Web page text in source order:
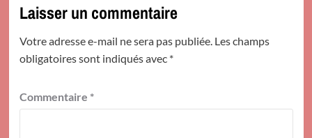
Laisser un commentaire
Votre adresse e-mail ne sera pas publiée. Les champs
obligatoires sont indiqués avec *
Commentaire *